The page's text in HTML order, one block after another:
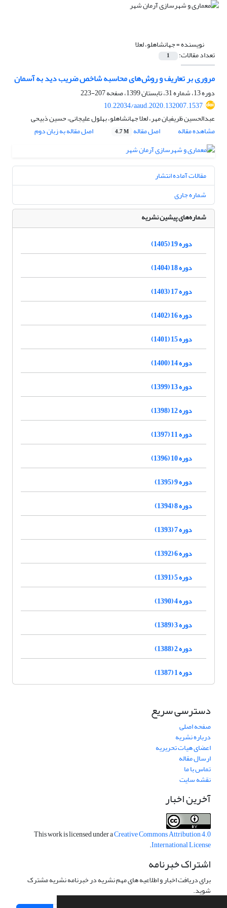
نویسنده =جهانشاهلو، لعلا
تعداد مقالات: 1
مروری بر تعاریف و روش‌های محاسبه‌ شاخص ضریب دید به آسمان
دوره 13، شماره 31، تابستان 1399، صفحه
207-223
10.22034/aaud.2020.132007.1537
عبدالحسین ظریفیان مهر، لعلا جهانشاهلو، بهلول علیجانی، حسین ذبیحی
مشاهده مقاله
اصل مقاله 4.7 M اصل مقاله به زبان دوم
مقالات آماده انتشار
شماره جاری
شماره‌های پیشین نشریه
دوره 19 (1405)
دوره 18 (1404)
دوره 17 (1403)
دوره 16 (1402)
دوره 15 (1401)
دوره 14 (1400)
دوره 13 (1399)
دوره 12 (1398)
دوره 11 (1397)
دوره 10 (1396)
دوره 9 (1395)
دوره 8 (1394)
دوره 7 (1393)
دوره 6 (1392)
دوره 5 (1391)
دوره 4 (1390)
دوره 3 (1389)
دوره 2 (1388)
دوره 1 (1387)
دسترسی سریع
صفحه اصلی
درباره نشریه
اعضای هیات تحریریه
ارسال مقاله
تماس با ما
نقشه سایت
آخرین اخبار
This work is licensed under aCreative Commons Attribution 4.0
International License
.
اشتراک خبرنامه
برای دریافت اخبار و اطلاعیه های مهم نشریه در خبرنامه نشریه مشترک
شوید.